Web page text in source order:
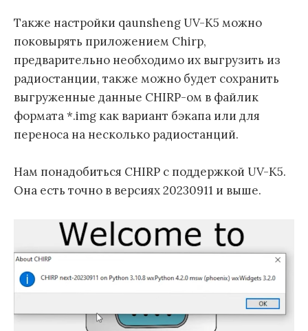
Также настройки qaunsheng UV-K5 можно
поковырять приложением Chirp,
предварительно необходимо их выгрузить из
радиостанции, также можно будет сохранить
выгруженные данные CHIRP-ом в файлик
формата *.img как вариант бэкапа или для
переноса на несколько радиостанций.
Нам понадобиться CHIRP c поддержкой UV-K5.
Она есть точно в версиях 20230911 и выше.